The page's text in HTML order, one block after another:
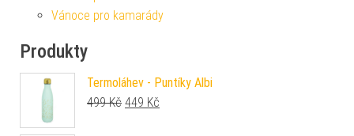
Vánoce pro kamarády
Produkty
Termoláhev - Puntíky Albi
499Kč Původní cena byla: 499 Kč.
449 Kč